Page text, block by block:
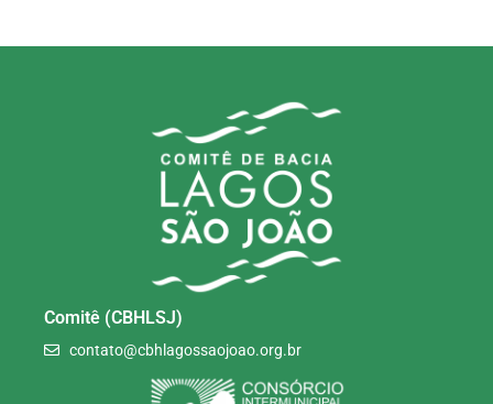
Comitê (CBHLSJ)
contato@cbhlagossaojoao.org.br